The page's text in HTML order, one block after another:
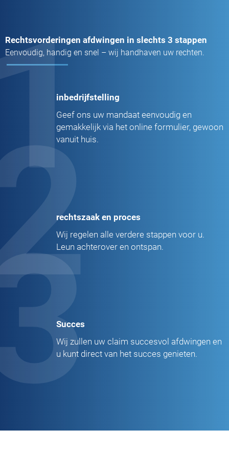
Rechtsvorderingen afdwingen in slechts 3 stappen
Eenvoudig, handig en snel – wij handhaven uw rechten.
inbedrijfstelling
Geef ons uw mandaat eenvoudig en
gemakkelijk via het online formulier, gewoon
vanuit huis.
rechtszaak en proces
Wij regelen alle verdere stappen voor u.
Leun achterover en ontspan.
Succes
Wij zullen uw claim succesvol afdwingen en
u kunt direct van het succes genieten.